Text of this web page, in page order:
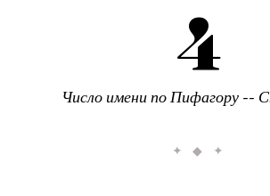
4
Число имени по Пифагору --
✦ ◆ ✦